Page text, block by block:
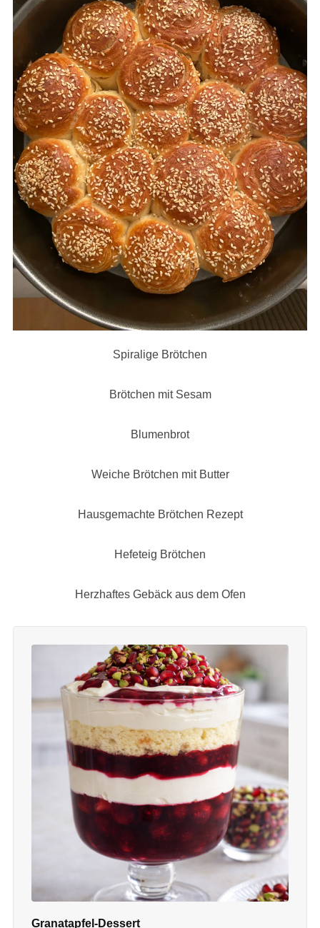
Spiralige Brötchen
Brötchen mit Sesam
Blumenbrot
Weiche Brötchen mit Butter
Hausgemachte Brötchen Rezept
Hefeteig Brötchen
Herzhaftes Gebäck aus dem Ofen
Granatapfel-Dessert